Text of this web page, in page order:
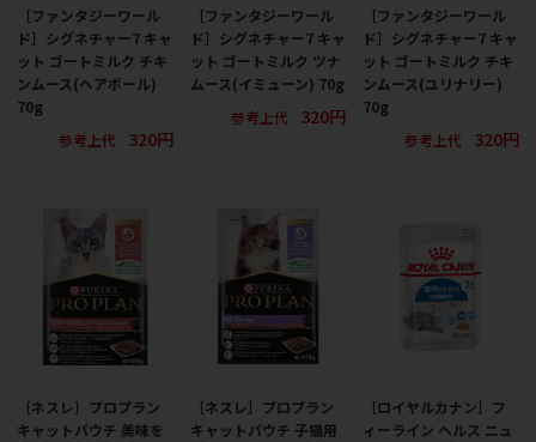
［ファンタジーワール
ド］シグネチャー7 キャ
ット ゴートミルク チキ
ンムース(ヘアボール)
70g
参考上代
320円
［ファンタジーワール
ド］シグネチャー7 キャ
ット ゴートミルク ツナ
ムース(イミューン) 70g
参考上代
320円
［ファンタジーワール
ド］シグネチャー7 キャ
ット ゴートミルク チキ
ンムース(ユリナリー)
70g
参考上代
320円
［ネスレ］プロプラン
キャットパウチ 美味を
［ネスレ］プロプラン
キャットパウチ 子猫用
［ロイヤルカナン］フ
ィーライン ヘルス ニュ